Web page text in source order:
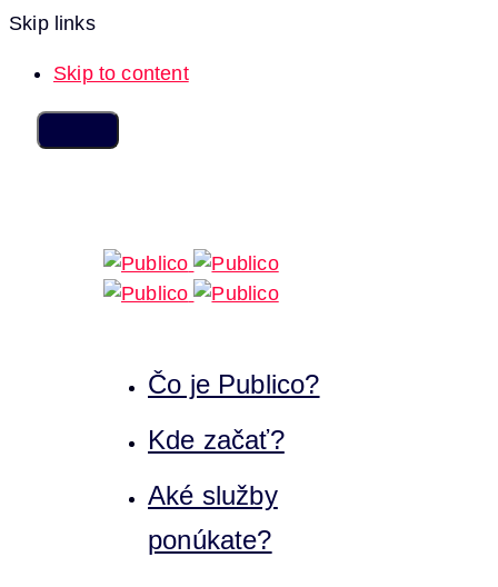
Skip links
Skip to content
Čo je Publico?
Kde začať?
Aké služby
ponúkate?